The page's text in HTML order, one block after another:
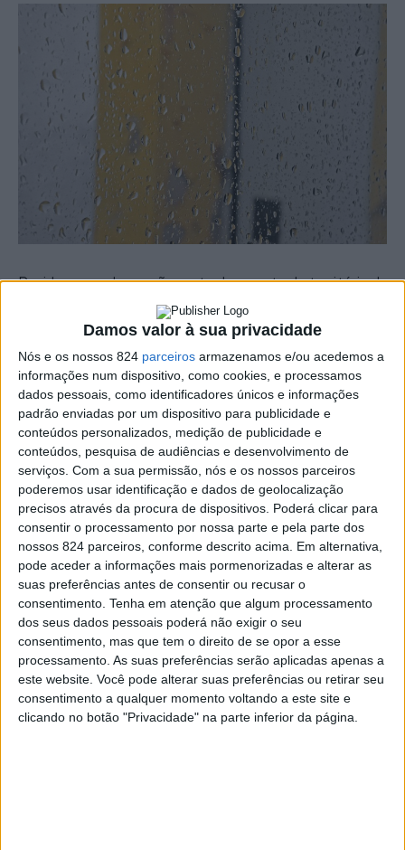
Damos valor à sua privacidade
Nós e os nossos 824 parceiros armazenamos e/ou acedemos a
informações num dispositivo, como cookies, e processamos
dados pessoais, como identificadores únicos e informações
padrão enviadas por um dispositivo para publicidade e
conteúdos personalizados, medição de publicidade e
conteúdos, pesquisa de audiências e desenvolvimento de
serviços. Com a sua permissão, nós e os nossos parceiros
poderemos usar identificação e dados de geolocalização
precisos através da procura de dispositivos. Poderá clicar para
consentir o processamento por nossa parte e pela parte dos
nossos 824 parceiros, conforme descrito acima. Em alternativa,
pode aceder a informações mais pormenorizadas e alterar as
suas preferências antes de consentir ou recusar o
consentimento. Tenha em atenção que algum processamento
dos seus dados pessoais poderá não exigir o seu
consentimento, mas que tem o direito de se opor a esse
processamento. As suas preferências serão aplicadas apenas a
este website. Você pode alterar suas preferências ou retirar seu
consentimento a qualquer momento voltando a este site e
clicando no botão "Privacidade" na parte inferior da página.
Devido a uma depressão centrada a oeste do território do
Continente e de um vale depressionário em altitude com
deslocamento para sul/sudoeste, prevê-se para a tarde
desta quinta-feira, dia 19, a ocorrência de aguaceiros
dispersos, por vezes acompanhadas de trovoada e
rajadas convectivas, sendo mais prováveis no interior.
De acordo com o Instituto Português do Mar e da
Atmosfera, «a instabilidade atmosférica prevista para
esta tarde cria condições ao nível local para que os
incêndios em curso possam originar nuvens do tipo
pirocúmulo, que têm potencial para alterar o regime de
ventos no local»
Esta sucessão de eventos, com a ocorrência de
precipitação forte, nos próximos dias, em regiões que